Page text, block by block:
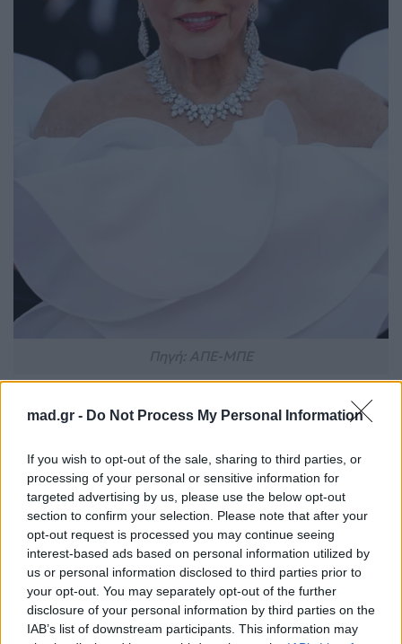
mad.gr - Do Not Process My Personal Information
If you wish to opt-out of the sale, sharing to third parties, or
processing of your personal or sensitive information for
targeted advertising by us, please use the below opt-out
section to confirm your selection. Please note that after your
opt-out request is processed you may continue seeing
interest-based ads based on personal information utilized by
us or personal information disclosed to third parties prior to
your opt-out. You may separately opt-out of the further
disclosure of your personal information by third parties on the
IAB’s list of downstream participants. This information may
Ακόμη και τα μικρά beauty tricks της παραμένουν
μετά από πολύωρα ταξίδια, χρησιμοποιεί
παγωμένα βαμβάκια στα μάτια για να μειώσει το
πρήξιμο και να δείχνει πιο ξεκούραστη. Η
πρόσφατη εμφάνισή της στις Κάννες συνδέθηκε και
με τη νέα της ταινία, My Duchess, όπου υποδύεται
τη Wallis Simpson, τη Δούκισσα του Windsor. Και
μπορεί τα χρόνια να περνούν, όμως η Joan Collins